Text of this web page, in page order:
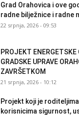
Grad Orahovica i ove
radne bilježnice i radne
22 srpnja, 2026 - 09:53
PROJEKT ENERGETSKE
GRADSKE UPRAVE
ZAVRŠETKOM
21 srpnja, 2026 - 10:12
Projekt koji je
korisnicima sigurnost,